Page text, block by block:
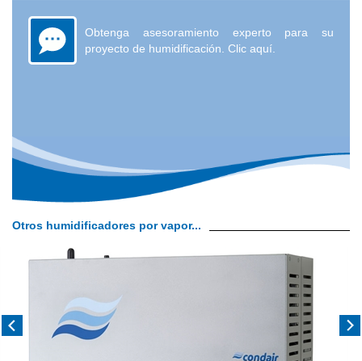
Obtenga asesoramiento experto para su
proyecto de humidificación. Clic aquí.
Otros humidificadores por vapor...